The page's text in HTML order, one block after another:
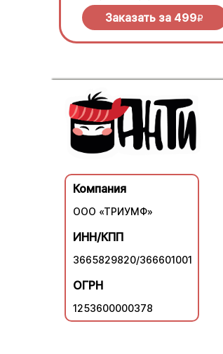
зеленью под моцареллой
Заказать за 499R
Компания
ООО «ТРИУМФ»
ИНН/КПП
3665829820/366601001
ОГРН
1253600000378